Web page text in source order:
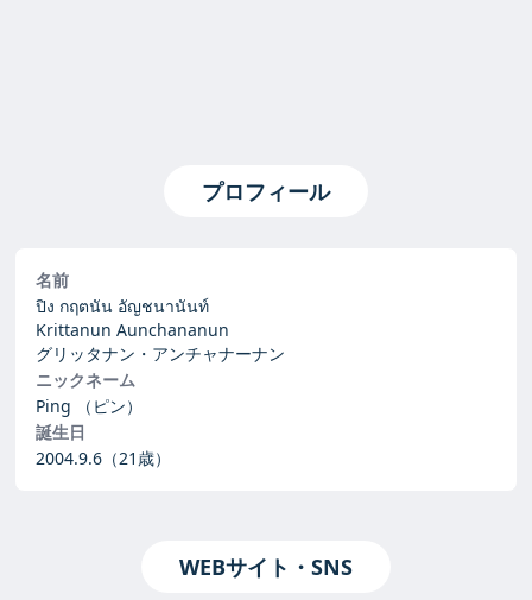
プロフィール
名前
ปิง กฤตนัน อัญชนานันท์
Krittanun Aunchananun
グリッタナン・アンチャナーナン
ニックネーム
Ping
（ピン）
誕生日
2004.9.6 （21歳）
WEBサイト・SNS